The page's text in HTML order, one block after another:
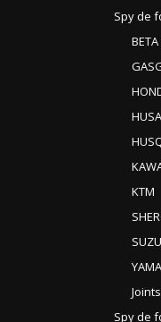
Spy de
BETA
KTM
Spy de